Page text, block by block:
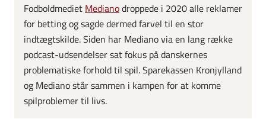
Fodboldmediet Medianodroppede i 2020 alle reklamer
for betting og sagde dermed farvel til en stor
indtægtskilde. Siden har Mediano via en lang række
podcast-udsendelser sat fokus på danskernes
problematiske forhold til spil. Sparekassen Kronjylland
og Mediano står sammen i kampen for at komme
spilproblemer til livs.